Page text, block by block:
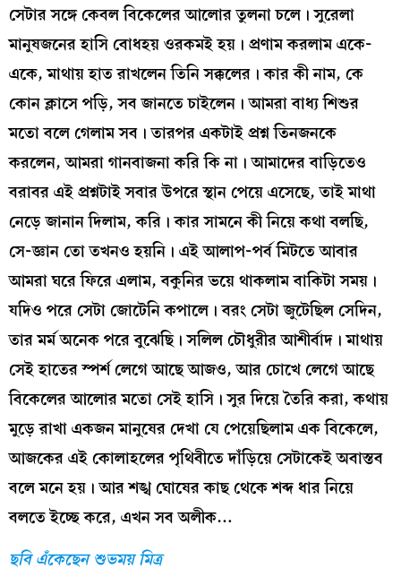
সেটার সঙ্গে কেবল বিকেলের আলোর তুলনা চলে। সুরেলা
মানুষজনের হাসি বোধহয় ওরকমই হয়। প্রণাম করলাম একে-
একে, মাথায় হাত রাখলেন তিনি সক্কলের। কার কী নাম, কে
কোন ক্লাসে পড়ি, সব জানতে চাইলেন। আমরা বাধ্য শিশুর
মতো বলে গেলাম সব। তারপর একটাই প্রশ্ন তিনজনকে
করলেন, আমরা গানবাজনা করি কি না। আমাদের বাড়িতেও
বরাবর এই প্রশ্নটাই সবার উপরে স্থান পেয়ে এসেছে, তাই মাথা
নেড়ে জানান দিলাম, করি। কার সামনে কী নিয়ে কথা বলছি,
সে-জ্ঞান তো তখনও হয়নি। এই আলাপ-পর্ব মিটতে আবার
আমরা ঘরে ফিরে এলাম, বকুনির ভয়ে থাকলাম বাকিটা সময়।
যদিও পরে সেটা জোটেনি কপালে। বরং সেটা জুটেছিল সেদিন,
তার মর্ম অনেক পরে বুঝেছি। সলিল চৌধুরীর আশীর্বাদ। মাথায়
সেই হাতের স্পর্শ লেগে আছে আজও, আর চোখে লেগে আছে
বিকেলের আলোর মতো সেই হাসি। সুর দিয়ে তৈরি করা, কথায়
মুড়ে রাখা একজন মানুষের দেখা যে পেয়েছিলাম এক বিকেলে,
আজকের এই কোলাহলের পৃথিবীতে দাঁড়িয়ে সেটাকেই অবাস্তব
বলে মনে হয়। আর শঙ্খ ঘোষের কাছ থেকে শব্দ ধার নিয়ে
বলতে ইচ্ছে করে, এখন সব অলীক…
ছবি এঁকেছেন শুভময় মিত্র